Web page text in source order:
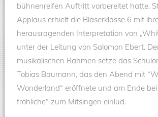
bühnenreifen Auftritt vorbereitet hatte.
Applaus erhielt die Bläserklasse 6 mit
herausragenden Interpretation von
unter der Leitung von Salomon Ebert.
musikalischen Rahmen setze das
Tobias Baumann, das den Abend mit
Wonderland“ eröffnete und am Ende bei
fröhliche“ zum Mitsingen einlud.